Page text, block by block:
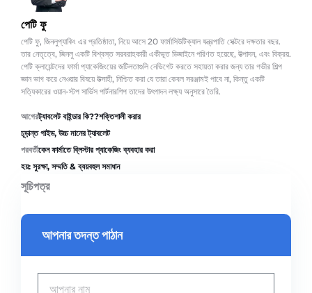
পেটি ফু
পেটি ফু, জিনলুপ্যাকিং এর প্রতিষ্ঠাতা, নিয়ে আসে 20 ফার্মাসিউটিক্যাল যন্ত্রপাতি সেক্টরে দক্ষতার বছর.
তার নেতৃত্বে, জিনলু একটি বিশ্বস্ত সরবরাহকারী একীভূত ডিজাইনে পরিণত হয়েছে, উত্পাদন, এবং বিক্রয়.
পেটি ক্লায়েন্টদের ফার্মা প্যাকেজিংয়ের জটিলতাগুলি নেভিগেট করতে সহায়তা করার জন্য তার গভীর শিল্প
জ্ঞান ভাগ করে নেওয়ার বিষয়ে উত্সাহী, নিশ্চিত করা যে তারা কেবল সরঞ্জামই পাবে না, কিন্তু একটি
সত্যিকারের ওয়ান-স্টপ সার্ভিস পার্টনারশিপ তাদের উৎপাদন লক্ষ্য অনুসারে তৈরি.
আগেরট্যাবলেট বাইন্ডার কি??শক্তিশালী করার
চূড়ান্ত গাইড, উচ্চ মানের ট্যাবলেট
পরবর্তীকেন ফার্মাতে ব্লিস্টার প্যাকেজিং ব্যবহার করা
হয়: সুরক্ষা, সম্মতি & ব্যয়বহুল সমাধান
সূচিপত্র
আপনার তদন্ত পাঠান